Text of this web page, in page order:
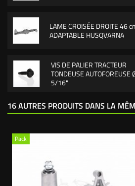
LAME CROISÉE DROITE 46
ADAPTABLE HUSQVARNA
VIS DE PALIER TRACTEUR
TONDEUSE AUTOFOREUSE
5/16"
16 AUTRES PRODUITS DANS LA
Pack